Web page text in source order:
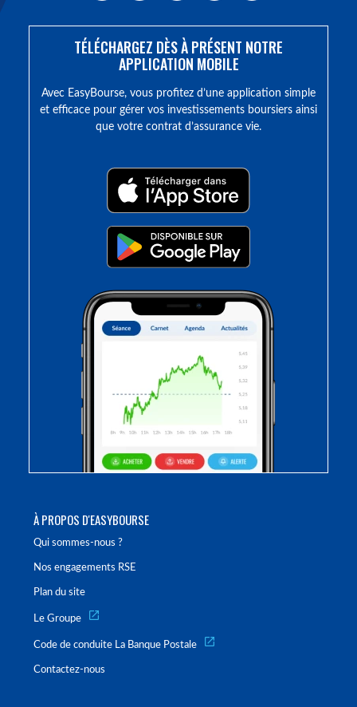
À PROPOS D'EASYBOURSE
Qui sommes-nous ?
Nos engagements RSE
Plan du site
Le Groupe
Code de conduite La Banque Postale
Contactez-nous
TÉLÉCHARGEZ DÈS À PRÉSENT NOTRE
APPLICATION MOBILE
Avec EasyBourse, vous profitez d’une application simple
et efficace pour gérer vos investissements boursiers ainsi
que votre contrat d’assurance vie.